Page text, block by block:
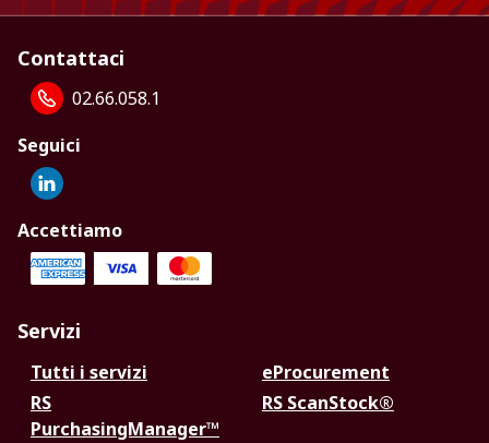
Contattaci
02.66.058.1
Seguici
Accettiamo
Servizi
Tutti i servizi
eProcurement
RS
PurchasingManager™
RS ScanStock®